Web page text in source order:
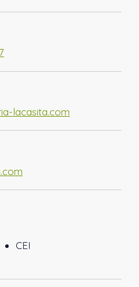
lacasita.com
CEI